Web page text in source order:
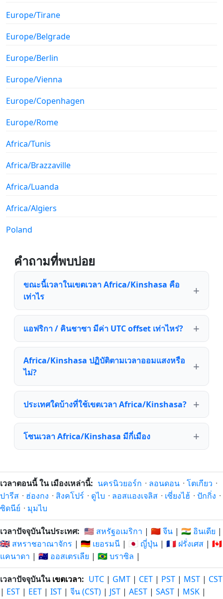
Europe/Tirane
Europe/Belgrade
Europe/Berlin
Europe/Vienna
Europe/Copenhagen
Europe/Rome
Africa/Tunis
Africa/Brazzaville
Africa/Luanda
Africa/Algiers
Poland
คำถามที่พบบ่อย
ขณะนี้เวลาในเขตเวลา Africa/Kinshasa คือ
เท่าไร
แอฟริกา / คินชาซา มีค่า UTC offset เท่าไหร่?
Africa/Kinshasa ปฏิบัติตามเวลาออมแสงหรือ
ไม่?
ประเทศใดบ้างที่ใช้เขตเวลา Africa/Kinshasa?
โซนเวลา Africa/Kinshasa มีกี่เมือง
เวลาตอนนี้ ใน เมืองเหล่านี้: นครนิวยอร์ก · ลอนดอน · โตเกียว ·
ปารีส · ฮ่องกง · สิงคโปร์ · ดูไบ · ลอสแองเจลิส · เซี่ยงไฮ้ · ปักกิ่ง ·
ซิดนีย์ · มุมไบ
เวลาปัจจุบันในประเทศ: 🇺🇸 สหรัฐอเมริกา | 🇨🇳 จีน | 🇮🇳 อินเดีย |
🇬🇧 สหราชอาณาจักร | 🇩🇪 เยอรมนี | 🇯🇵 ญี่ปุ่น | 🇫🇷 ฝรั่งเศส | 🇨🇦
แคนาดา | 🇦🇺 ออสเตรเลีย | 🇧🇷 บราซิล |
เวลาปัจจุบันในเขตเวลา: UTC | GMT | CET | PST | MST | CST
| EST | EET | IST | จีน (CST) | JST | AEST | SAST | MSK |